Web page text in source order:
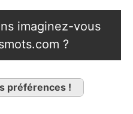
imaginez-vous
?
préférences !